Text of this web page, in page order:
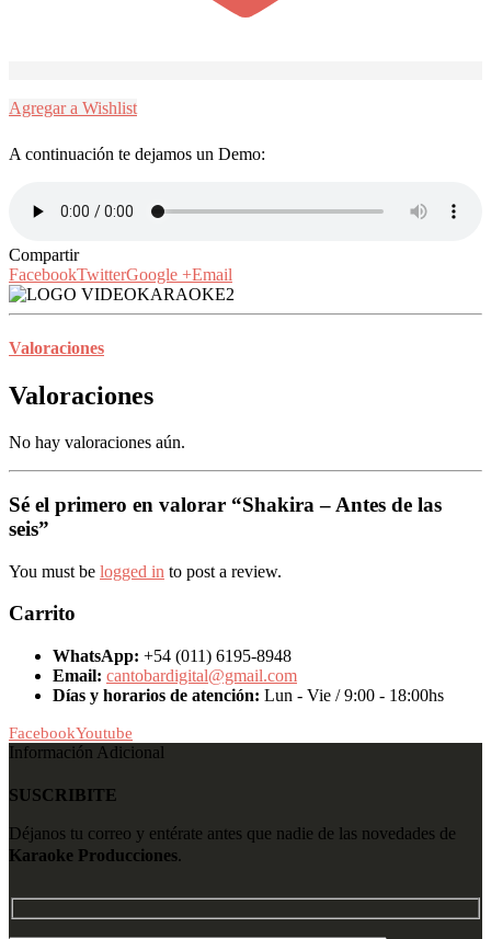
Agregar a Wishlist
A continuación te dejamos un Demo:
Compartir
FacebookTwitterGoogle +Email
Valoraciones
Valoraciones
No hay valoraciones aún.
Sé el primero en valorar “Shakira – Antes de las
seis”
You must be logged in to post a review.
Carrito
WhatsApp: +54 (011) 6195-8948
Email: cantobardigital@gmail.com
Días y horarios de atención: Lun - Vie / 9:00 - 18:00hs
FacebookYoutube
Información Adicional
SUSCRIBITE
Déjanos tu correo y entérate antes que nadie de las novedades de
Karaoke Producciones.